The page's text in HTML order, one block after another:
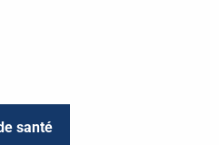
santé